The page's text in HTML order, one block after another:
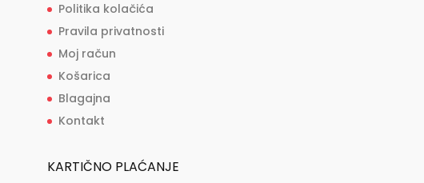
Politika kolačića
Pravila privatnosti
Moj račun
Košarica
Blagajna
Kontakt
KARTIČNO PLAĆANJE